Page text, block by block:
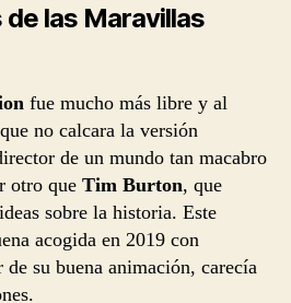
de las Maravillas
fue mucho más libre y al
no calcara la versión
de un mundo tan macabro
otro que Tim Burton, que
sobre la historia. Este
acogida en 2019 con
de su buena animación, carecía